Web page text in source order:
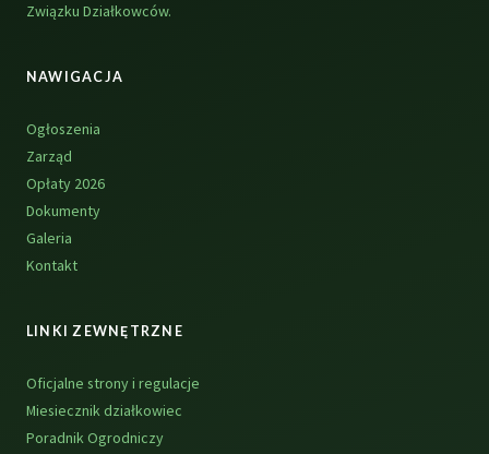
Związku Działkowców.
NAWIGACJA
Ogłoszenia
Zarząd
Opłaty 2026
Dokumenty
Galeria
Kontakt
LINKI ZEWNĘTRZNE
Oficjalne strony i regulacje
Miesiecznik działkowiec
Poradnik Ogrodniczy